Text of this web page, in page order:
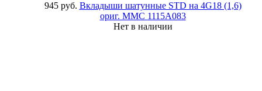
945 руб. Вкладыши шатунные STD на 4G18 (1,6)
ориг. MMC 1115A083
Нет в наличии